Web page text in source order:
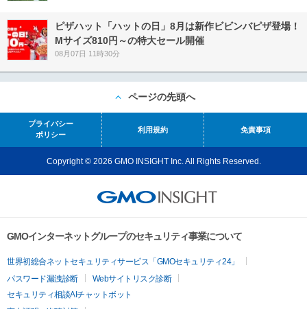
ピザハット「ハットの日」8月は新作ビビンバピザ登場！
Mサイズ810円～の特大セール開催
08月07日 11時30分
ページの先頭へ
プライバシー
ポリシー
利用規約 免責事項
Copyright © 2026 GMO INSIGHT Inc. All Rights Reserved.
GMOインターネットグループのセキュリティ事業について
世界初総合ネットセキュリティサービス「GMOセキュリティ24」
パスワード漏洩診断
Webサイトリスク診断
セキュリティ相談AIチャットボット